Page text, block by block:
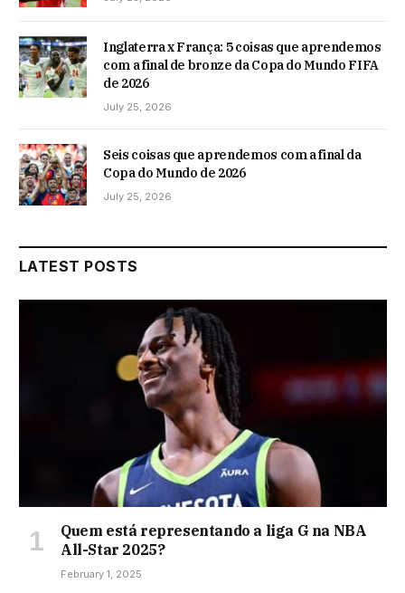
Inglaterra x França: 5 coisas que aprendemos
com a final de bronze da Copa do Mundo FIFA
de 2026
July 25, 2026
Seis coisas que aprendemos com a final da
Copa do Mundo de 2026
July 25, 2026
LATEST POSTS
Quem está representando a liga G na NBA
All-Star 2025?
February 1, 2025